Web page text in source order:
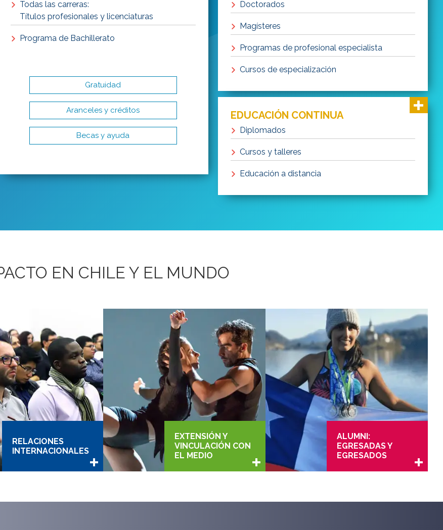
Todas las carreras:
Títulos profesionales y licenciaturas
Programa de Bachillerato
Gratuidad
Aranceles y créditos
Becas y ayuda
Doctorados
Magísteres
Programas de profesional especialista
Cursos de especialización
EDUCACIÓN CONTINUA
Diplomados
Cursos y talleres
Educación a distancia
EN CHILE Y EL MUNDO
RELACIONES
INTERNACIONALES
EXTENSIÓN Y
VINCULACIÓN CON
EL MEDIO
ALUMNI:
EGRESADAS Y
EGRESADOS